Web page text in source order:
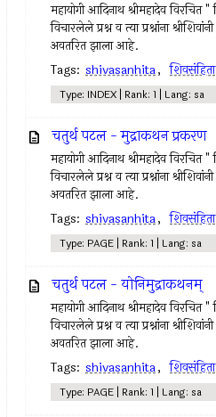
महायोगी आदिनाथ श्रीमहादेव विरचित "
विचारलेले प्रश्न व त्या प्रश्नांना
अवतरित झाला आहे.
Tags: shivasanhita, शिवसंहिता
Type: INDEX | Rank: 1 | Lang: sa
चतुर्थ पटल - मुद्राकथन प्रकरण
महायोगी आदिनाथ श्रीमहादेव विरचित "
विचारलेले प्रश्न व त्या प्रश्नांना
अवतरित झाला आहे.
Tags: shivasanhita, शिवसंहिता
Type: PAGE | Rank: 1 | Lang: sa
चतुर्थ पटल - योनिमुद्राकथनम्
महायोगी आदिनाथ श्रीमहादेव विरचित "
विचारलेले प्रश्न व त्या प्रश्नांना
अवतरित झाला आहे.
Tags: shivasanhita, शिवसंहिता
Type: PAGE | Rank: 1 | Lang: sa